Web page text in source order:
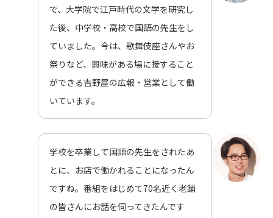
で、大学院で江戸時代の文学を研究し
た後、中学校・高校で国語の先生をし
ていました。今は、歌舞伎座さんやお
祭りなど、興味がある場に接すること
ができる吉野屋の広報・営業として働
いています。
学校を卒業して国語の先生をされたあ
とに、お店で働かれることになったん
ですね。番組をはじめて70名近く老舗
の皆さんにお話を伺ってきたんです